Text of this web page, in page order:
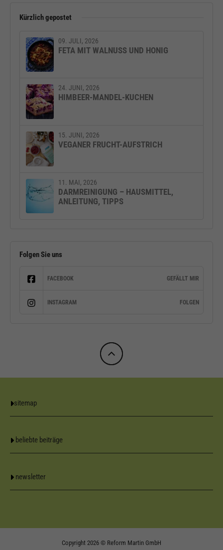
Kürzlich gepostet
09. JULI, 2026
FETA MIT WALNUSS UND HONIG
24. JUNI, 2026
HIMBEER-MANDEL-KUCHEN
15. JUNI, 2026
VEGANER FRUCHT-AUFSTRICH
11. MAI, 2026
DARMREINIGUNG – HAUSMITTEL,
ANLEITUNG, TIPPS
Folgen Sie uns
FACEBOOK GEFÄLLT MIR
INSTAGRAM FOLGEN
sitemap
beliebte beiträge
newsletter
Copyright 2026 © Reform Martin GmbH